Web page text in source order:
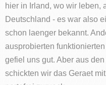
hier in Irland, wo wir leben,
Deutschland - es war also
schon laenger bekannt.
ausprobierten
gefiel uns gut. Aber aus
schickten wir das Geraet